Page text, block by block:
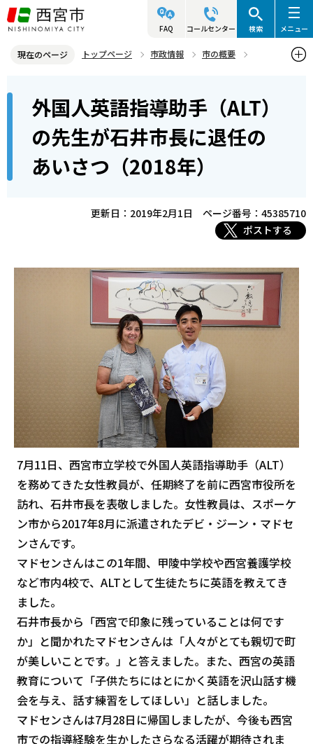
こ
の
ジ
す
FAQ コールセンター 検索 メニュー
現在のページ トップページ 市政情報
市の概要
姉妹都市 スポーケン市（アメリカ・ワシントン州）
外国人英語指導助手（ALT）の先生が石井市長に退任のあいさつ（20
18年）
ら
外国人英語指導助手（ALT）
の先生が石井市長に退任の
あいさつ（2018年）
更新日：2019年2月1日
ページ番号：45385710
ポストする
7月11日、西宮市立学校で外国人英語指導助手（ALT）
を務めてきた女性教員が、任期終了を前に西宮市役所を
訪れ、石井市長を表敬しました。女性教員は、スポーケ
ン市から2017年8月に派遣されたデビ・ジーン・マドセ
ンさんです。
マドセンさんはこの1年間、甲陵中学校や西宮養護学校
など市内4校で、ALTとして生徒たちに英語を教えてき
ました。
石井市長から「西宮で印象に残っていることは何です
か」と聞かれたマドセンさんは「人々がとても親切で町
が美しいことです。」と答えました。また、西宮の英語
教育について「子供たちにはとにかく英語を沢山話す機
会を与え、話す練習をしてほしい」と話しました。
マドセンさんは7月28日に帰国しましたが、今後も西宮
市での指導経験を生かしたさらなる活躍が期待されま